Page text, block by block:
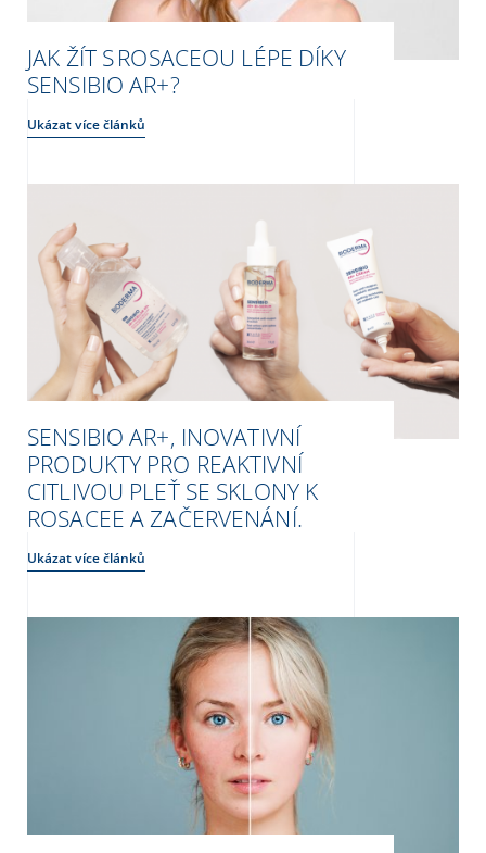
JAK ŽÍT S ROSACEOU LÉPE DÍKY
SENSIBIO AR+?
Ukázat více článků
SENSIBIO AR+, INOVATIVNÍ
PRODUKTY PRO REAKTIVNÍ
CITLIVOU PLEŤ SE SKLONY K
ROSACEE A ZAČERVENÁNÍ.
Ukázat více článků